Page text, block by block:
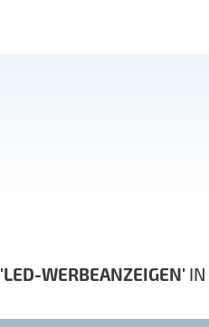
'LED-WERBEANZEIGEN' IN